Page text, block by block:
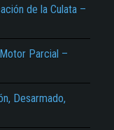
de la Culata –
Parcial –
Desarmado,